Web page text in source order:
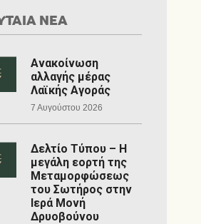
ΝΕΑ
Ανακοίνωση
αλλαγής μέρας
Λαϊκής Αγοράς
7 Αυγούστου 2026
Δελτίο Τύπου – Η
μεγάλη εορτή της
Μεταμορφώσεως
του Σωτήρος στην
Ιερά Μονή
Δρυοβούνου